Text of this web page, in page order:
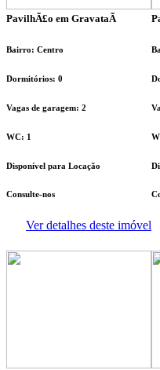
PavilhÃ£o em GravataÃ­
Bairro: Centro
Dormitórios: 0
Vagas de garagem: 2
WC: 1
Disponível para Locação
Consulte-nos
Ver detalhes deste imóvel